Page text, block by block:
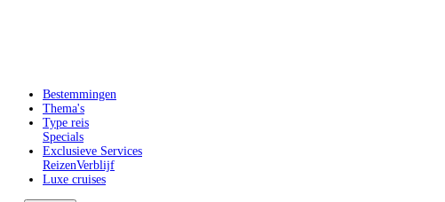
Bestemmingen
Thema's
Type reis
Specials
Exclusieve Services
ReizenVerblijf
Luxe cruises